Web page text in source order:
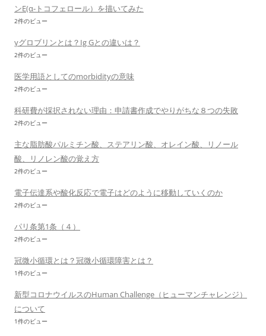
ンE(α-トコフェロール）を描いてみた
2件のビュー
γグロブリンとは？Ig Gとの違いは？
2件のビュー
医学用語としてのmorbidityの意味
2件のビュー
科研費が採択されない理由：申請書作成でやりがちな８つの失敗
2件のビュー
主な脂肪酸パルミチン酸、ステアリン酸、オレイン酸、リノール
酸、リノレン酸の覚え方
2件のビュー
電子伝達系や酸化反応で電子はどのように移動していくのか
2件のビュー
パリ条第1条（４）
2件のビュー
冠微小循環とは？冠微小循環障害とは？
1件のビュー
新型コロナウイルスのHuman Challenge（ヒューマンチャレンジ）
について
1件のビュー